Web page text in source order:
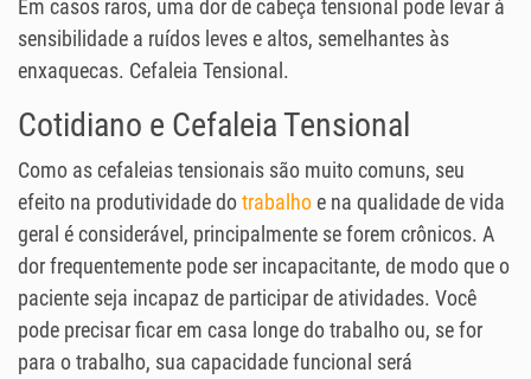
Em casos raros, uma dor de cabeça tensional pode levar à
sensibilidade a ruídos leves e altos, semelhantes às
enxaquecas. Cefaleia Tensional.
Cotidiano e Cefaleia Tensional
Como as cefaleias tensionais são muito comuns, seu
efeito na produtividade dotrabalho e na qualidade de vida
geral é considerável, principalmente se forem crônicos. A
dor frequentemente pode ser incapacitante, de modo que o
paciente seja incapaz de participar de atividades. Você
pode precisar ficar em casa longe do trabalho ou, se for
para o trabalho, sua capacidade funcional será